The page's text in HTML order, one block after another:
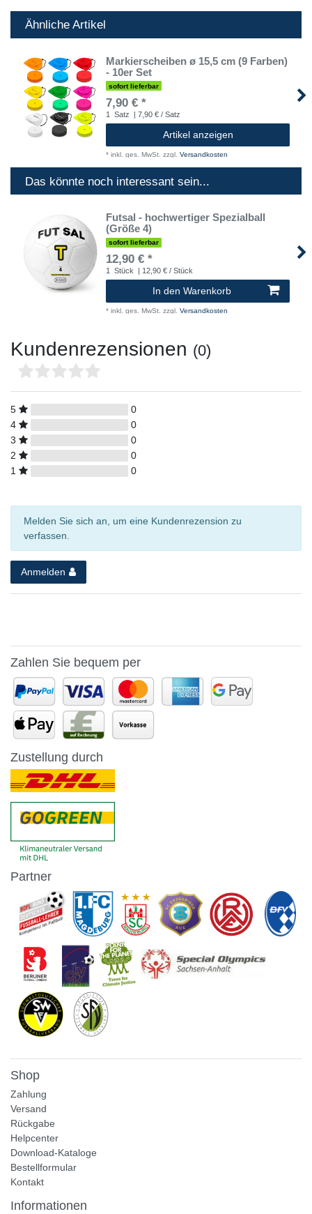
Ähnliche Artikel
Markierscheiben ø 15,5 cm (9 Farben)
- 10er Set
sofort lieferbar
7,90 € *
1 Satz | 7,90 € / Satz
Artikel anzeigen
* inkl. ges. MwSt. zzgl. Versandkosten
Das könnte noch interessant sein...
Futsal - hochwertiger Spezialball
(Größe 4)
sofort lieferbar
12,90 € *
1 Stück | 12,90 € / Stück
In den Warenkorb
* inkl. ges. MwSt. zzgl. Versandkosten
Kundenrezensionen (0)
5
0
4
0
3
0
2
0
1
0
Melden Sie sich an, um eine Kundenrezension zu
verfassen.
Anmelden
Zahlen Sie bequem per
Zustellung durch
Partner
Shop
Zahlung
Versand
Rückgabe
Helpcenter
Download-Kataloge
Bestellformular
Kontakt
Informationen